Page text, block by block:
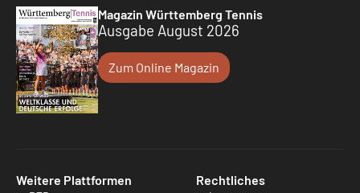
Magazin Württemberg Tennis
Ausgabe August 2026
Zum Online Magazin
Weitere Plattformen Rechtliches